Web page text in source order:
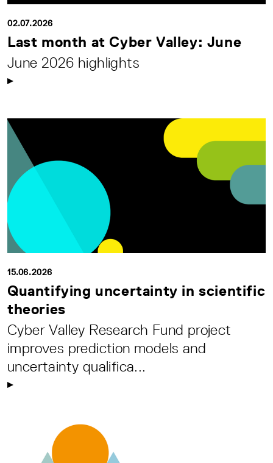
02.07.2026
Last month at Cyber Valley: June
June 2026 highlights
15.06.2026
Quantifying uncertainty in scientific
theories
Cyber Valley Research Fund project
improves prediction models and
uncertainty qualifica...